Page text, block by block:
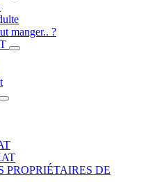
manger.. ?
PROPRIÉTAIRES DE